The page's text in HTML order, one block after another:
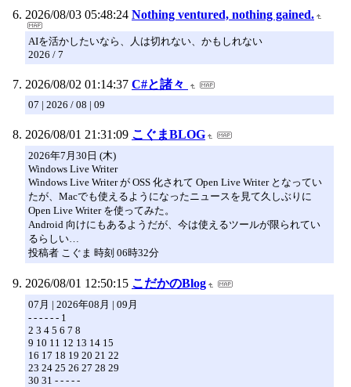
2026/08/03 05:48:24 Nothing ventured, nothing gained.
AIを活かしたいなら、人は切れない、かもしれない
2026 / 7
2026/08/02 01:14:37 C#と諸々
07 | 2026 / 08 | 09
2026/08/01 21:31:09 こぐまBLOG
2026年7月30日 (木)
Windows Live Writer
Windows Live Writer が OSS 化されて Open Live Writer となってい
たが、Macでも使えるようになったニュースを見て久しぶりに
Open Live Writer を使ってみた。
Android 向けにもあるようだが、今は使えるツールが限られてい
るらしい…
投稿者 こぐま 時刻 06時32分
2026/08/01 12:50:15 こだかのBlog
07月 | 2026年08月 | 09月
- - - - - - 1
2 3 4 5 6 7 8
9 10 11 12 13 14 15
16 17 18 19 20 21 22
23 24 25 26 27 28 29
30 31 - - - - -